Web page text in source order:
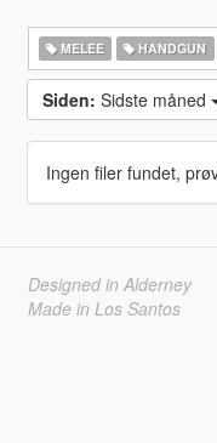
MELEE HANDGUN
Siden: Sidste måned
Ingen filer fundet,
Designed in Alderney
Made in Los Santos